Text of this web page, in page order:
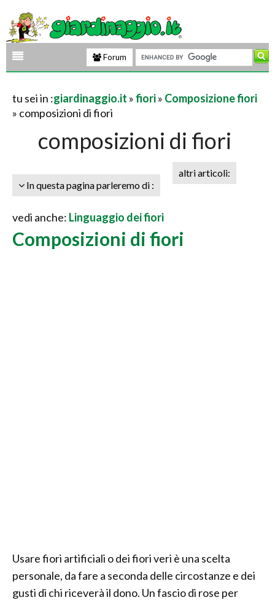
Forum
tu sei in :giardinaggio.it »fiori» Composizione fiori
» composizioni di fiori
composizioni di fiori
In questa pagina parleremo di :
altri articoli:
vedi anche: Linguaggio dei fiori
Composizioni di fiori
Usare fiori artificiali o dei fiori veri è una scelta
personale, da fare a seconda delle circostanze e dei
gusti di chi riceverà il dono. Un fascio di rose per